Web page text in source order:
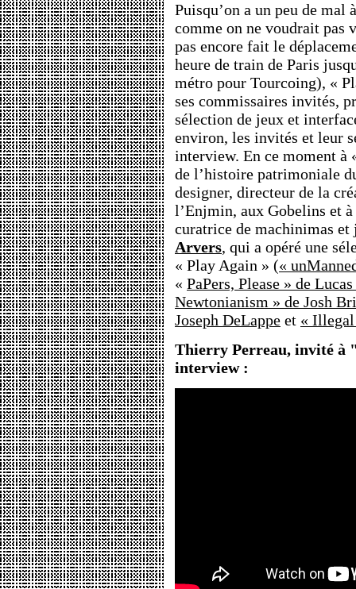
Puisqu’on a un peu de mal
comme on ne voudrait pas
pas encore fait le
heure de train de Paris
métro pour Tourcoing), «
ses commissaires invités,
sélection de jeux et
environ, les invités et leur
interview. En ce moment à
de l’histoire patrimoniale
designer, directeur de la
l’Enjmin, aux Gobelins et
curatrice de machinimas
Arvers, qui a opéré une
« Play Again » («
« PaPers, Please » de
Newtonianism » de Josh
Joseph DeLappe et « Illegal
Thierry Perreau, invité à
interview :